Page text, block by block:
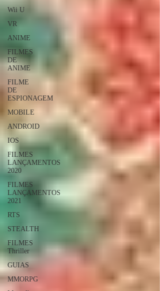
Wii U
VR
ANIME
FILMES
DE
ANIME
FILME
DE
ESPIONAGEM
MOBILE
ANDROID
IOS
FILMES
LANÇAMENTOS
2020
FILMES
LANÇAMENTOS
2021
RTS
STEALTH
FILMES
Thriller
GUIAS
MMORPG